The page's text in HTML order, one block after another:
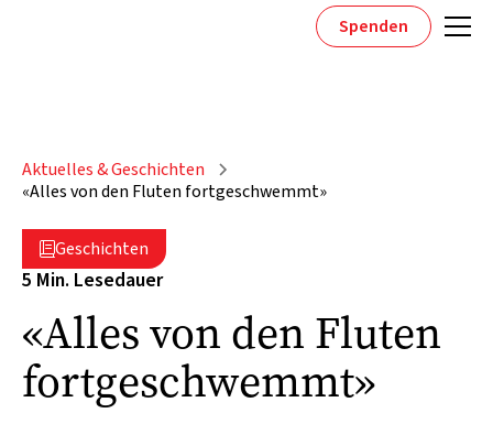
Spenden
Aktuelles & Geschichten
«Alles von den Fluten fortgeschwemmt»
Geschichten
5 Min. Lesedauer
«Alles von den Fluten
fortgeschwemmt»